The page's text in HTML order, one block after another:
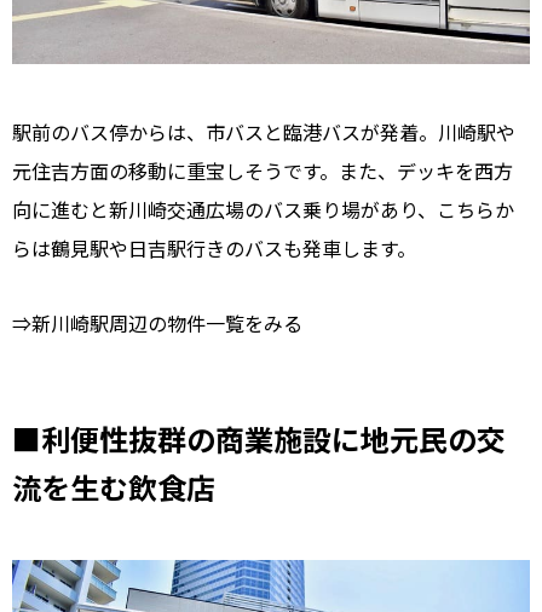
駅前のバス停からは、市バスと臨港バスが発着。川崎駅や
元住吉方面の移動に重宝しそうです。また、デッキを西方
向に進むと新川崎交通広場のバス乗り場があり、こちらか
らは鶴見駅や日吉駅行きのバスも発車します。
⇒新川崎駅周辺の物件一覧をみる
■利便性抜群の商業施設に地元民の交
流を生む飲食店